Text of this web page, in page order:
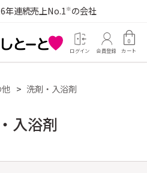
年連続売上No.1 ※の会社
ログイン 会員登録 カート
0
洗剤・入浴剤
入浴剤